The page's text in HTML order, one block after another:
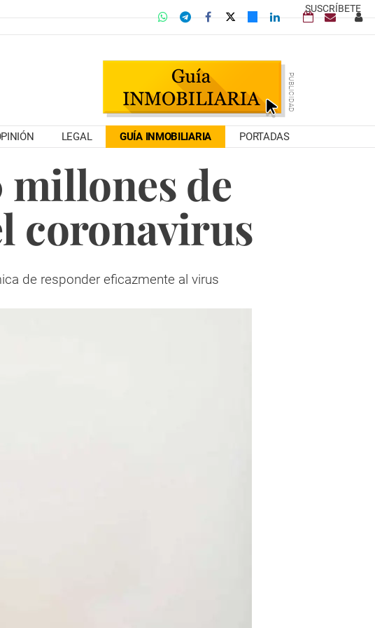
SUSCRÍBETE
LEGAL GUÍA INMOBILIARIA PORTADAS
de
coronavirus
de responder eficazmente al virus